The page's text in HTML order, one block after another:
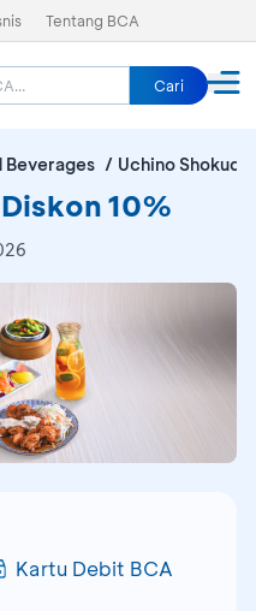
Tentang BCA
Cari
Beverages Uchino Shokudo
10%
Kartu Debit BCA